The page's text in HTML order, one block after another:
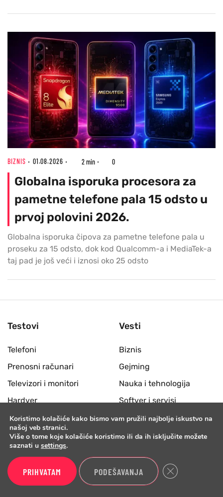
BIZNIS 01.08.2026 2 min 0
Globalna isporuka procesora za
pametne telefone pala 15 odsto u
prvoj polovini 2026.
Globalna isporuka čipova za pametne telefone pala u
proseku za 15 odsto, dok kod Qualcomm-a i MediaTek-a
taj pad je još veći i iznosi oko 25 odsto
Testovi
Telefoni
Prenosni računari
Televizori i monitori
Hardver
Slušalice i zvučnici
Desktop računari
Foto i video oprema
Mrežna oprema
Vesti
Biznis
Gejming
Nauka i tehnologija
Softver i servisi
Uređaji
Koristimo kolačiće kako bismo vam pružili najbolje iskustvo na
našoj veb stranici.
Više o tome koje kolačiće koristimo ili da ih isključite možete
saznati u settings.
PRIHVATAM PODEŠAVANJA Close GDPR